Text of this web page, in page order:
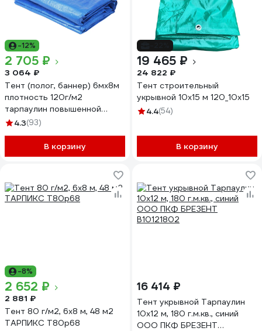
-12%
2 705 ₽
3 064 ₽
Тент (полог, баннер) 6мх8м
плотность 120г/м2
тарпаулин повышенной
плотности строительный,
УФ-стабилизация, синий
GAVIAL 371
4.3(93)
В корзину
19 465 ₽
24 822 ₽
Тент строительный
укрывной 10х15 м 120_10х15
4.4(54)
В корзину
-8%
2 652 ₽
2 881 ₽
Тент 80 г/м2, 6x8 м, 48 м2
ТАРПИКС Т80р68
16 414 ₽
Тент укрывной Тарпаулин
10х12 м, 180 г.м.кв., синий
ООО ПКФ БРЕЗЕНТ